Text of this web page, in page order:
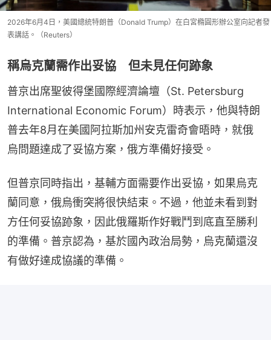
2026年6月4日，美國總統特朗普（Donald Trump）在白宮橢圓形辦公室向記者發
表講話。（Reuters）
稱烏克蘭需作出妥協 但未見任何跡象
普京出席聖彼得堡國際經濟論壇（St. Petersburg
International Economic Forum）時表示，他與特朗
普去年8月在美國阿拉斯加州安克雷奇會晤時，就俄
烏問題達成了妥協方案，俄方準備好接受。
但普京同時指出，基輔方面需要作出妥協，如果烏克
蘭同意，俄烏衝突將很快結束。不過，他並未看到對
方任何妥協跡象，因此俄羅斯作好戰鬥到底直至勝利
的準備。普京認為，基於國內政治局勢，烏克蘭還沒
有做好達成協議的準備。